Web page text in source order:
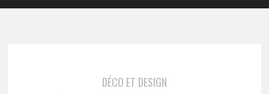
DÉCO ET DESIGN